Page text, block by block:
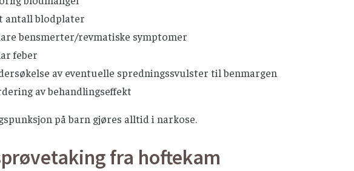
genundersøkelser
antall blodplater
bensmerter/revmatiske symptomer
feber
av eventuelle spredningssvulster til benmargen
av behandlingseffekt
på barn gjøres alltid i narkose.
fra hoftekam